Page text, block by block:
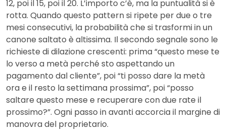
12, poi il 15, poi il 20. L’importo c’è, ma la puntualità si è
rotta. Quando questo pattern si ripete per due o tre
mesi consecutivi, la probabilità che si trasformi in un
canone saltato è altissima. Il secondo segnale sono le
richieste di dilazione crescenti: prima “questo mese te
lo verso a metà perché sto aspettando un
pagamento dal cliente”, poi “ti posso dare la metà
ora e il resto la settimana prossima”, poi “posso
saltare questo mese e recuperare con due rate il
prossimo?”. Ogni passo in avanti accorcia il margine di
manovra del proprietario.